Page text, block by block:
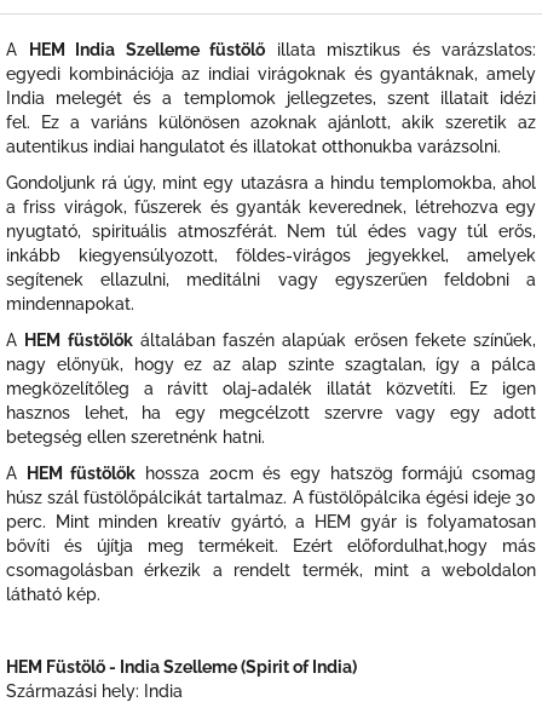
A HEM India Szelleme füstölő illata misztikus és varázslatos:
egyedi kombinációja az indiai virágoknak és gyantáknak, amely
India melegét és a templomok jellegzetes, szent illatait idézi
fel. Ez a variáns különösen azoknak ajánlott, akik szeretik az
autentikus indiai hangulatot és illatokat otthonukba varázsolni.
Gondoljunk rá úgy, mint egy utazásra a hindu templomokba, ahol
a friss virágok, fűszerek és gyanták keverednek, létrehozva egy
nyugtató, spirituális atmoszférát. Nem túl édes vagy túl erős,
inkább kiegyensúlyozott, földes-virágos jegyekkel, amelyek
segítenek ellazulni, meditálni vagy egyszerűen feldobni a
mindennapokat.
A HEM füstölőkáltalában faszén alapúak erősen fekete színűek,
nagy előnyük, hogy ez az alap szinte szagtalan, így a pálca
megközelítőleg a rávitt olaj-adalék illatát közvetíti. Ez igen
hasznos lehet, ha egy megcélzott szervre vagy egy adott
betegség ellen szeretnénk hatni.
A
HEM füstölők hossza 20cm és egy hatszög formájú csomag
húsz szál füstölőpálcikát tartalmaz. A füstölőpálcika égési ideje 30
perc. Mint minden kreatív gyártó, a HEM gyár is folyamatosan
bővíti és újítja meg termékeit. Ezért előfordulhat,hogy más
csomagolásban érkezik a rendelt termék, mint a weboldalon
látható kép.
HEM Füstölő - India Szelleme (Spirit of India)
Származási hely: India